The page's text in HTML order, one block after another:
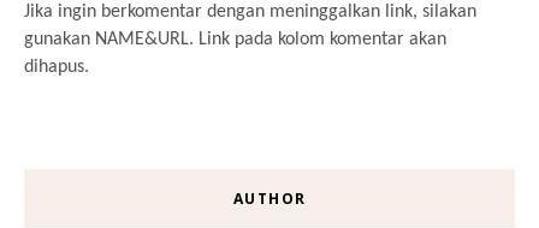
Jika ingin berkomentar dengan meninggalkan link, silakan
gunakan NAME&URL. Link pada kolom komentar akan
dihapus.
AUTHOR